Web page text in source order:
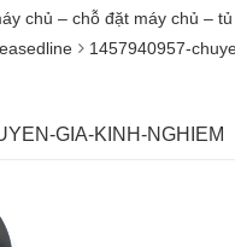
chủ – chỗ đặt máy chủ –
1457940957-
GIA-KINH-NGHIEM